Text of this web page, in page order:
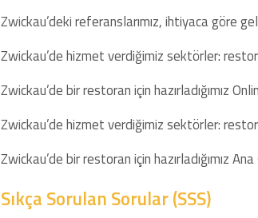
Zwickau’deki referanslarımız, ihtiyaca göre
Zwickau’de hizmet verdiğimiz sektörler:
Zwickau’de bir restoran için hazırladığımız
Zwickau’de hizmet verdiğimiz sektörler:
Zwickau’de bir restoran için hazırladığımız
Sıkça Sorulan Sorular (SSS)